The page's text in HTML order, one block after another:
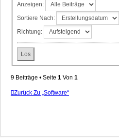
Anzeigen:
Sortiere Nach:
Richtung:
9 Beiträge • Seite 1 Von 1
Zurück Zu „Software“